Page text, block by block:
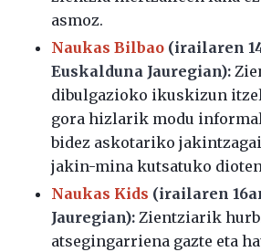
asmoz.
Naukas Bilbao (irailaren
Euskalduna Jauregian):
dibulgazioko ikuskizun
gora hizlarik modu
bidez askotariko
jakin-mina kutsatuko
Naukas Kids (irailaren
Jauregian): Zientziarik
atsegingarriena gazte eta